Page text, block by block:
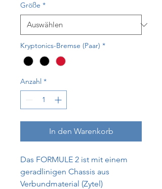
Größe *
Kryptonics-Bremse (Paar) *
Anzahl *
In den Warenkorb
Das FORMULE 2 ist mit einem
geradlinigen Chassis aus
Verbundmaterial (Zytel)